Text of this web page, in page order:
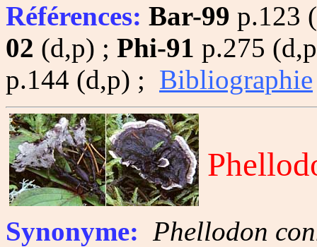
Références: Bar-99 p.123
02 (d,p) ; Phi-91 p.275
p.144 (d,p) ; Bibliographie
Synonyme: Phellodon